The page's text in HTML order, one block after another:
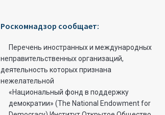
Роскомнадзор сообщает:
Перечень иностранных и международных
неправительственных организаций,
деятельность которых признана
нежелательной
«Национальный фонд в поддержку
демократии» (The National Endowment for